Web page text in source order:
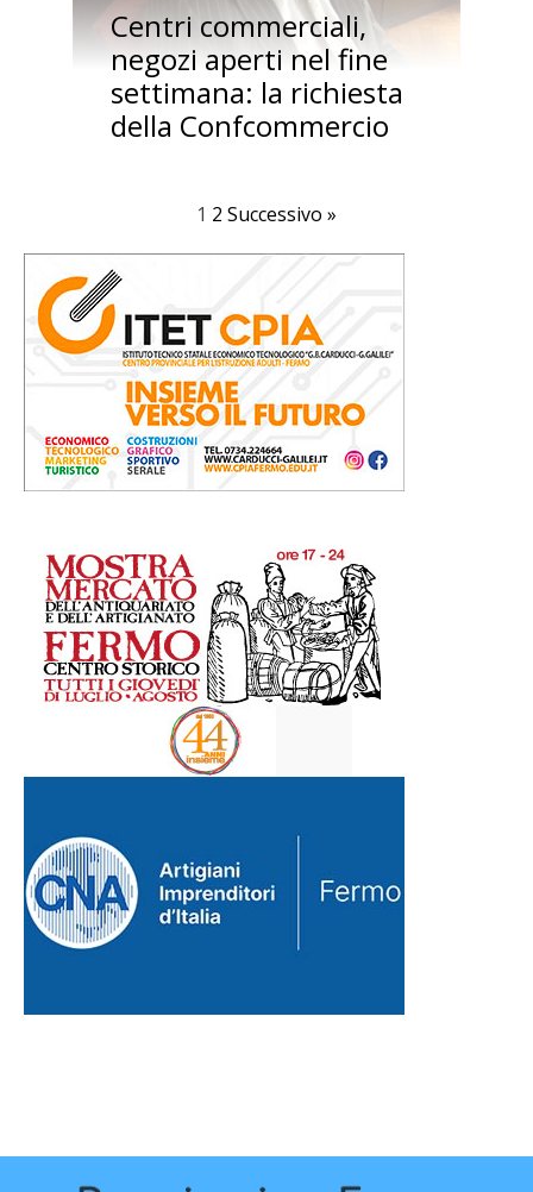
Centri commerciali,
negozi aperti nel fine
settimana: la richiesta
della Confcommercio
1 2 Successivo »